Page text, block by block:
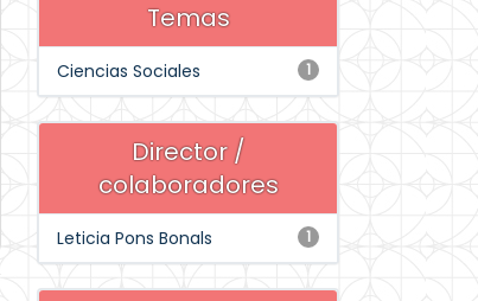
Temas
1
Ciencias Sociales
Director /
colaboradores
1
Leticia Pons Bonals